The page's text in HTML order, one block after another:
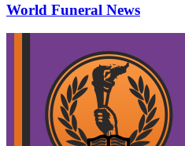
World Funeral News